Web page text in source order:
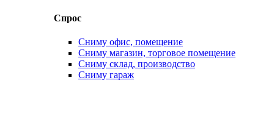
Спрос
Сниму офис, помещение
Сниму магазин, торговое помещение
Сниму склад, производство
Сниму гараж